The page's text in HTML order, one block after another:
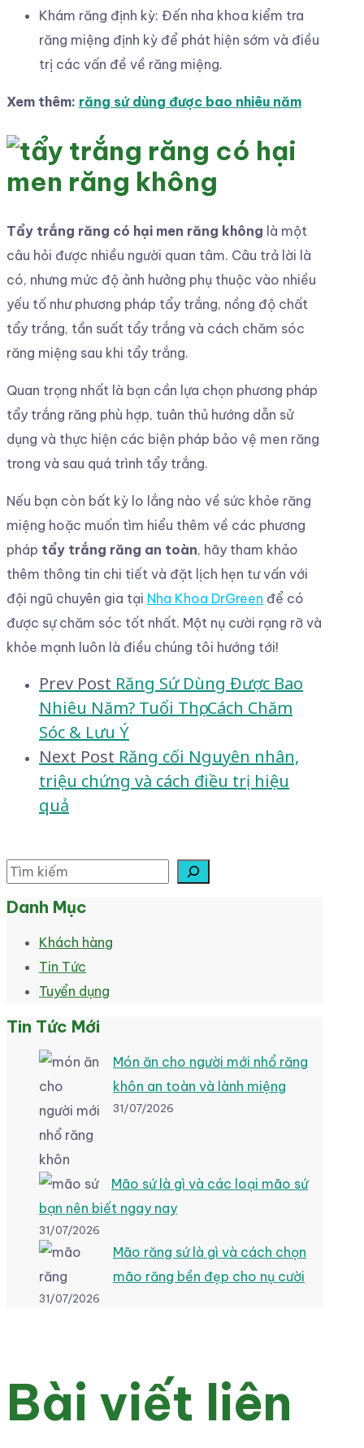
Khám răng định kỳ: Đến nha khoa kiểm tra
răng miệng định kỳ để phát hiện sớm và điều
trị các vấn đề về răng miệng.
Xem thêm: răng sứ dùng được bao nhiêu năm
Tẩy trắng răng có hại men răng không là một
câu hỏi được nhiều người quan tâm. Câu trả lời là
có, nhưng mức độ ảnh hưởng phụ thuộc vào nhiều
yếu tố như phương pháp tẩy trắng, nồng độ chất
tẩy trắng, tần suất tẩy trắng và cách chăm sóc
răng miệng sau khi tẩy trắng.
Quan trọng nhất là bạn cần lựa chọn phương pháp
tẩy trắng răng phù hợp, tuân thủ hướng dẫn sử
dụng và thực hiện các biện pháp bảo vệ men răng
trong và sau quá trình tẩy trắng.
Nếu bạn còn bất kỳ lo lắng nào về sức khỏe răng
miệng hoặc muốn tìm hiểu thêm về các phương
pháp tẩy trắng răng an toàn, hãy tham khảo
thêm thông tin chi tiết và đặt lịch hẹn tư vấn với
đội ngũ chuyên gia tại Nha Khoa DrGreen để có
được sự chăm sóc tốt nhất. Một nụ cười rạng rỡ và
khỏe mạnh luôn là điều chúng tôi hướng tới!
Post
navigation
Prev Post Răng Sứ Dùng Được Bao
Nhiêu Năm? Tuổi Thọ, Cách Chăm
Sóc & Lưu Ý
Next Post Răng cối Nguyên nhân,
triệu chứng và cách điều trị hiệu
quả
Tìm kiếm
Danh Mục
Khách hàng
Tin Tức
Tuyển dụng
Tin Tức Mới
Món ăn cho người mới nhổ răng
khôn an toàn và lành miệng
31/07/2026
Mão sứ là gì và các loại mão sứ
bạn nên biết ngay nay
31/07/2026
Mão răng sứ là gì và cách chọn
mão răng bền đẹp cho nụ cười
31/07/2026
Bài viết liên